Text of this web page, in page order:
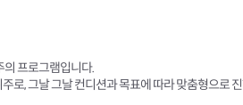
의 프로그램입니다.
로, 그날 그날 컨디션과 목표에 따라 맞춤형으로